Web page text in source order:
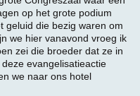
op het grote podium
geluid die bezig waren om
we hier vanavond vroeg ik
zei die broeder dat ze in
evangelisatieactie
we naar ons hotel